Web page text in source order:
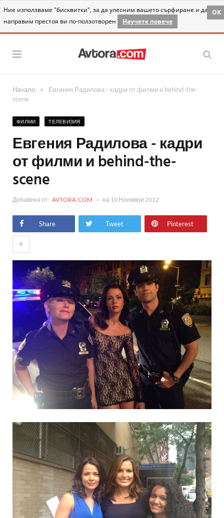
Ние използваме "бисквитки", за да улесним вашето сърфиране и да
направим престоя ви по-ползотворен
Научете повече
OK
Начало »
Евгения Радилова - кадри от филми и behind-the-
scene
ФИЛМИ ТЕЛЕВИЗИЯ
Евгения Радилова - кадри
от филми и behind-the-
scene
Добавена от: AVTORA.COM на 10 Ноември 2012
Share Tweet Pinterest
+